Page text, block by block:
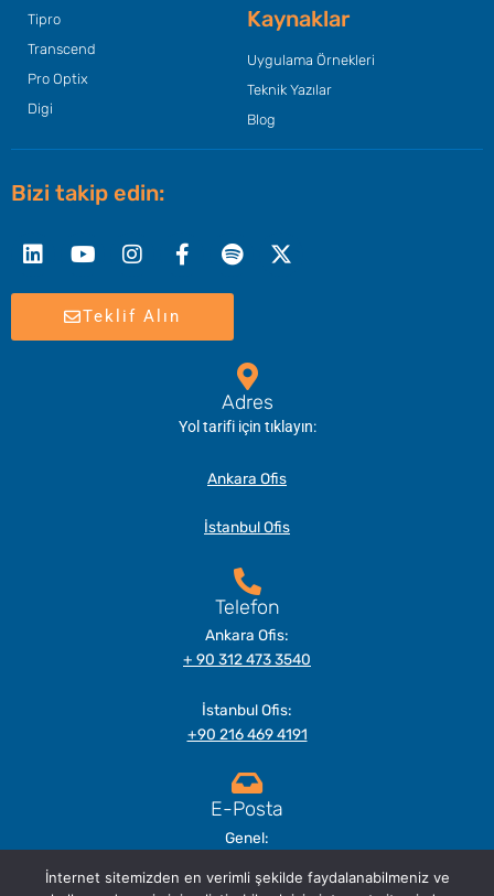
Tipro
Transcend
Pro Optix
Digi
Kaynaklar
Uygulama Örnekleri
Teknik Yazılar
Blog
Bizi takip edin:
f
twitter
Teklif Alın
Adres
Yol tarifi için tıklayın:
Ankara Ofis
İstanbul Ofis
Telefon
Ankara Ofis:
+ 90 312 473 3540
İstanbul Ofis:
+90 216 469 4191
E-Posta
Genel:
İnternet sitemizden en verimli şekilde faydalanabilmeniz ve